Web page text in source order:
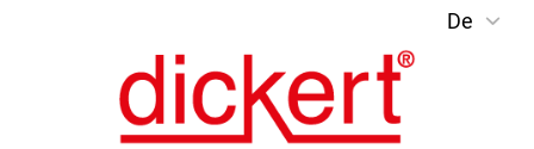
De